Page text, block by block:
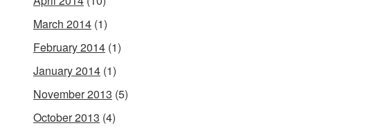
March 2014 (1)
February 2014 (1)
January 2014 (1)
November 2013 (5)
October 2013 (4)